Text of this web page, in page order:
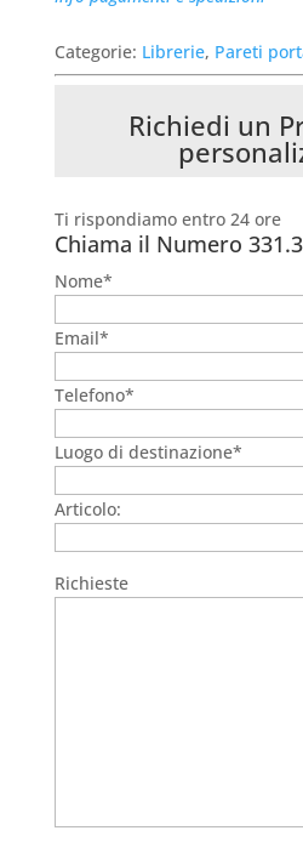
Categorie: Librerie, Pareti
Richiedi un
Ti rispondiamo entro 24 ore
Chiama il Numero
Nome*
Email*
Telefono*
Luogo di destinazione*
Articolo:
Richieste